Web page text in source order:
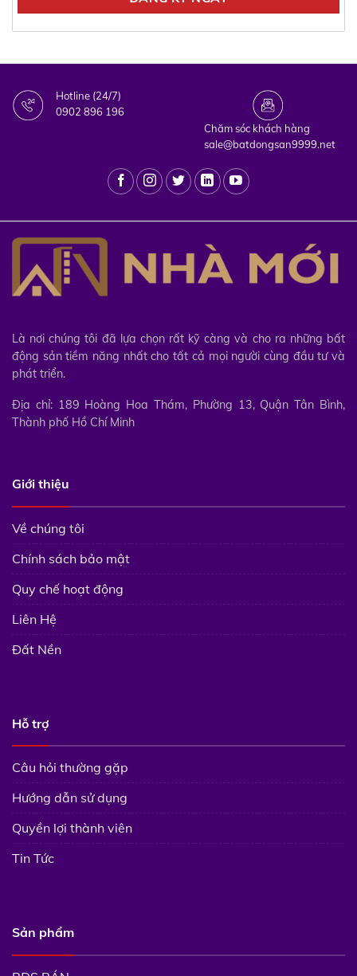
Hotline (24/7)
0902 896 196
Chăm sóc khách hàng
sale@batdongsan9999.net
Là nơi chúng tôi đã lựa chọn rất kỹ càng và cho ra những bất
động sản tiềm năng nhất cho tất cả mọi người cùng đầu tư và
phát triển.
Địa chỉ: 189 Hoàng Hoa Thám, Phường 13, Quận Tân Bình,
Thành phố Hồ Chí Minh
Giới thiệu
Về chúng tôi
Chính sách bảo mật
Quy chế hoạt động
Liên Hệ
Đất Nền
Hỗ trợ
Câu hỏi thường gặp
Hướng dẫn sử dụng
Quyền lợi thành viên
Tin Tức
Sản phẩm